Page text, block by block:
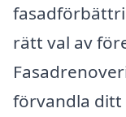
rätt val av
förvandla ditt